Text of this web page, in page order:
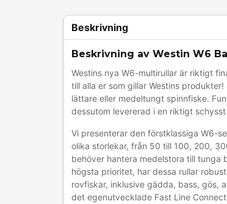
Beskrivning
Beskrivning av Westin W6
Westins nya W6-multirullar är riktigt
till alla er som gillar Westins
lättare eller medeltungt spinnfiske.
dessutom levererad i en riktigt
Vi presenterar den förstklassiga W6-
olika storlekar, från 50 till 100, 200,
behöver hantera medelstora till tunga
högsta prioritet, har dessa rullar
rovfiskar, inklusive gädda, bass, gös,
det egenutvecklade Fast Line